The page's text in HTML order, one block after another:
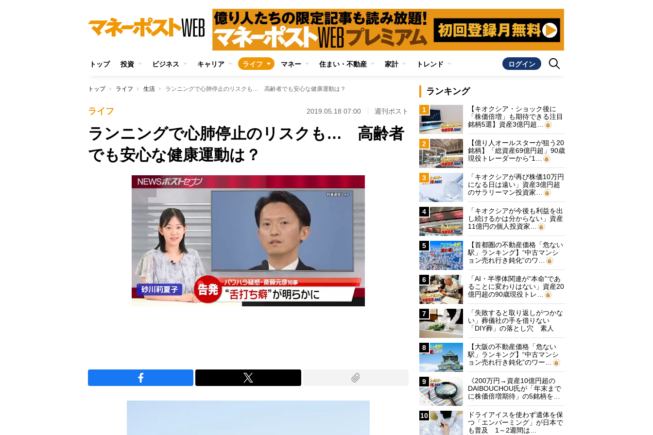
トップ 投資 ビジネス キャリア ライフ マネー 住まい・不動産 家計 トレンド ログイン
トップ ライフ 生活 ランニングで心肺停止のリスクも… 高齢者でも安心な健康運動は？
ライフ 2019.05.18 07:00 週刊ポスト
ランニングで心肺停止のリスクも… 高齢者
でも安心な健康運動は？
ランキング
1
【キオクシア・ショック後に
「株価倍増」も期待できる注目
銘柄5選】資産3億円超…
2
【億り人オールスターが狙う20
銘柄】「総資産69億円超」90歳
現役トレーダーから“1…
3
「キオクシアが再び株価10万円
になる日は遠い」資産3億円超
のサラリーマン投資家…
4
「キオクシアが今後も利益を出
し続けるかは分からない」資産
11億円の個人投資家…
5
【首都圏の不動産価格「危ない
駅」ランキング】“中古マンシ
ョン売れ行き鈍化”のワ…
6
「AI・半導体関連が“本命”であ
ることに変わりはない」資産20
億円超の90歳現役トレ…
7
「失敗すると取り返しがつかな
い」葬儀社の手を借りない
「DIY葬」の落とし穴 素人
に…
8
【大阪の不動産価格「危ない
駅」ランキング】“中古マンシ
ョン売れ行き鈍化”のワー…
9
《200万円→資産10億円超の
DAIBOUCHOU氏が「年末まで
に株価倍増期待」の5銘柄を…
10
ドライアイスを使わず遺体を保
つ「エンバーミング」が日本で
も普及 1～2週間は…